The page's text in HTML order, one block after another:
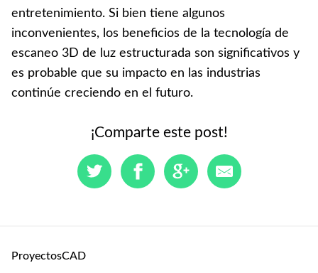
entretenimiento. Si bien tiene algunos
inconvenientes, los beneficios de la tecnología de
escaneo 3D de luz estructurada son significativos y
es probable que su impacto en las industrias
continúe creciendo en el futuro.
¡Comparte este post!
ProyectosCAD